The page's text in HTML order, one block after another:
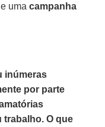
umacampanha
inúmeras
por parte
trabalho. O que